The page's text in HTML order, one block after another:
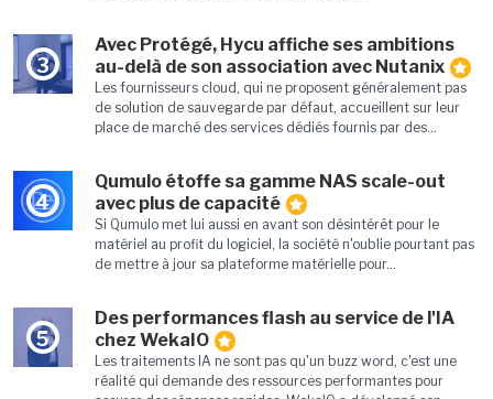
3
Avec Protégé, Hycu affiche ses ambitions
au-delà de son association avec Nutanix
Les fournisseurs cloud, qui ne proposent généralement pas
de solution de sauvegarde par défaut, accueillent sur leur
place de marché des services dédiés fournis par des...
4
Qumulo étoffe sa gamme NAS scale-out
avec plus de capacité
Si Qumulo met lui aussi en avant son désintérêt pour le
matériel au profit du logiciel, la société n'oublie pourtant pas
de mettre à jour sa plateforme matérielle pour...
5
Des performances flash au service de l'IA
chez WekaIO
Les traitements IA ne sont pas qu'un buzz word, c'est une
réalité qui demande des ressources performantes pour